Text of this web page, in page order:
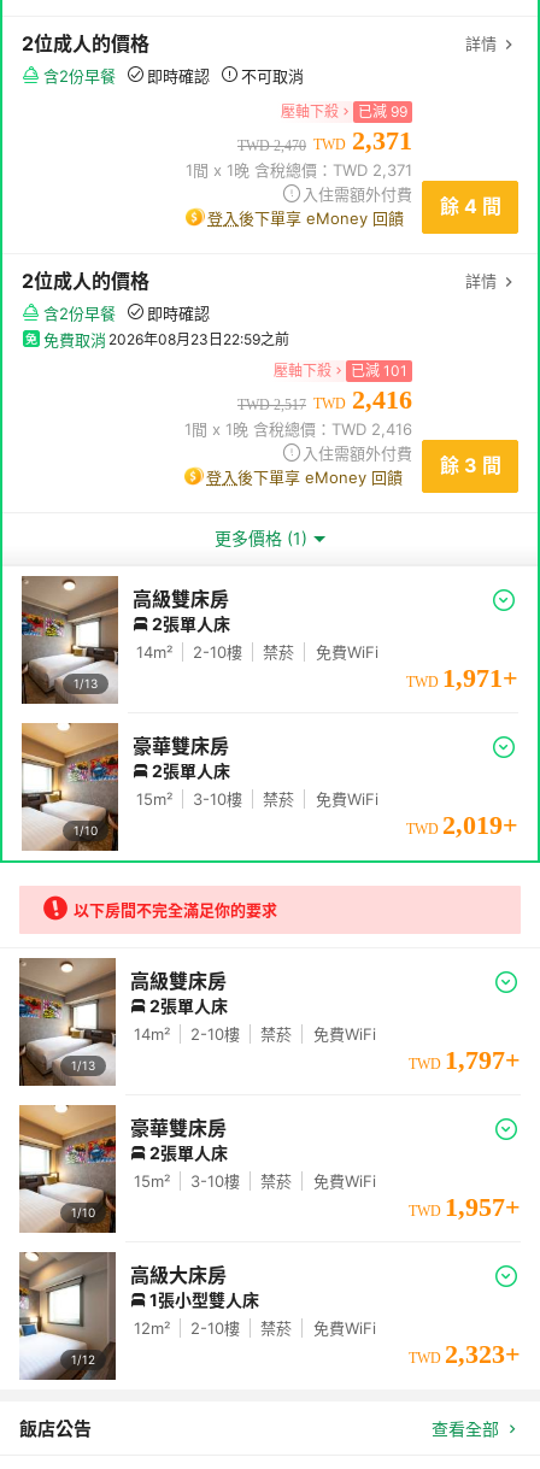
2位成人的價格
詳情
含2份早餐
即時確認 不可取消
壓軸下殺 已減 99
TWD 2,470 TWD 2,371
1間 x 1晚 含稅總價：TWD 2,371
入住需額外付費
登入後下單享 eMoney 回饋 餘 4 間
2位成人的價格
詳情
含2份早餐
即時確認
免費取消 2026年08月23日22:59之前
壓軸下殺
已減 101
TWD 2,517 TWD 2,416
1間 x 1晚 含稅總價：TWD 2,416
入住需額外付費
登入後下單享 eMoney 回饋 餘 3 間
更多價格 (1)
1/13
高級雙床房
2張單人床
14m² 2-10樓 禁菸 免費WiFi
TWD 1,971+
1/10
豪華雙床房
2張單人床
15m² 3-10樓 禁菸 免費WiFi
TWD 2,019+
以下房間不完全滿足你的要求
1/13
高級雙床房
2張單人床
14m² 2-10樓 禁菸 免費WiFi
TWD 1,797+
1/10
豪華雙床房
2張單人床
15m² 3-10樓 禁菸 免費WiFi
TWD 1,957+
1/12
高級大床房
1張小型雙人床
12m² 2-10樓 禁菸 免費WiFi
TWD 2,323+
飯店公告 查看全部